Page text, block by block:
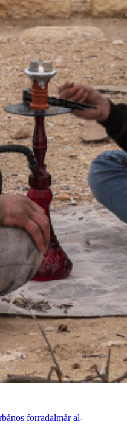
forradalmár al-